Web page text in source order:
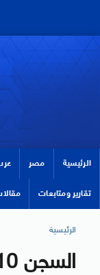
الرئيسية مصر
تقارير ومتابعات
الرئيسية